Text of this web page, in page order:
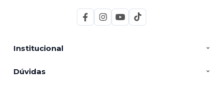
Institucional
Dúvidas